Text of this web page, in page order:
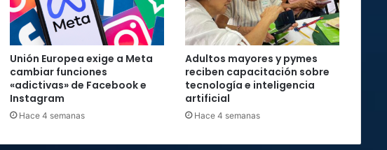
Unión Europea exige a Meta
cambiar funciones
«adictivas» de Facebook e
Instagram
Hace 4 semanas
Adultos mayores y pymes
reciben capacitación sobre
tecnología e inteligencia
artificial
Hace 4 semanas